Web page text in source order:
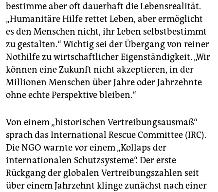
bestimme aber oft dauerhaft die Lebensrealität.
„Humanitäre Hilfe rettet Leben, aber ermöglicht
es den Menschen nicht, ihr Leben selbstbestimmt
zu gestalten.“ Wichtig sei der Übergang von reiner
Nothilfe zu wirtschaftlicher Eigenständigkeit. „Wir
können eine Zukunft nicht akzeptieren, in der
Millionen Menschen über Jahre oder Jahrzehnte
ohne echte Perspektive bleiben.“
Von einem „historischen Vertreibungsausmaß“
sprach das International Rescue Committee (IRC).
Die NGO warnte vor einem „Kollaps der
internationalen Schutzsysteme“. Der erste
Rückgang der globalen Vertreibungszahlen seit
über einem Jahrzehnt klinge zunächst nach einer